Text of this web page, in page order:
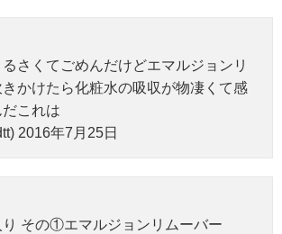
さくてごめんだけどエマルジョンリ
かけたら化粧水の吸収が物凄くて感
これは
2016年7月25日
その①エマルジョンリムーバー